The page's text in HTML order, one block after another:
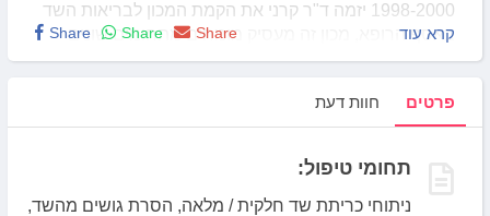
1998-2000 יזמה ד"ר קרני את הקמת המכון לבריאות השד
באסף הרופא, מכון זה מעסיק מומחים מתחומים שונים
כגון: כירורגים, רנטגנולוגים, אונקולוגית, טכנאיות רנטגן,
עובדת סוציאלית, מזכירות. במכון הממוגרפיה, האולטרה
סאונד וממוטום ביופסיות נעשות במקום עם זיהוי הצורך.
2000-2009 עבדה ד"ר קרני כראש המכון לבריאות השד
במחלקה הכירורגית.
Share Share Share קרא עוד
פרטים חוות דעת
תחומי טיפול:
ניתוחי כריתת שד חלקית / מלאה, הסרת גושים מהשד,